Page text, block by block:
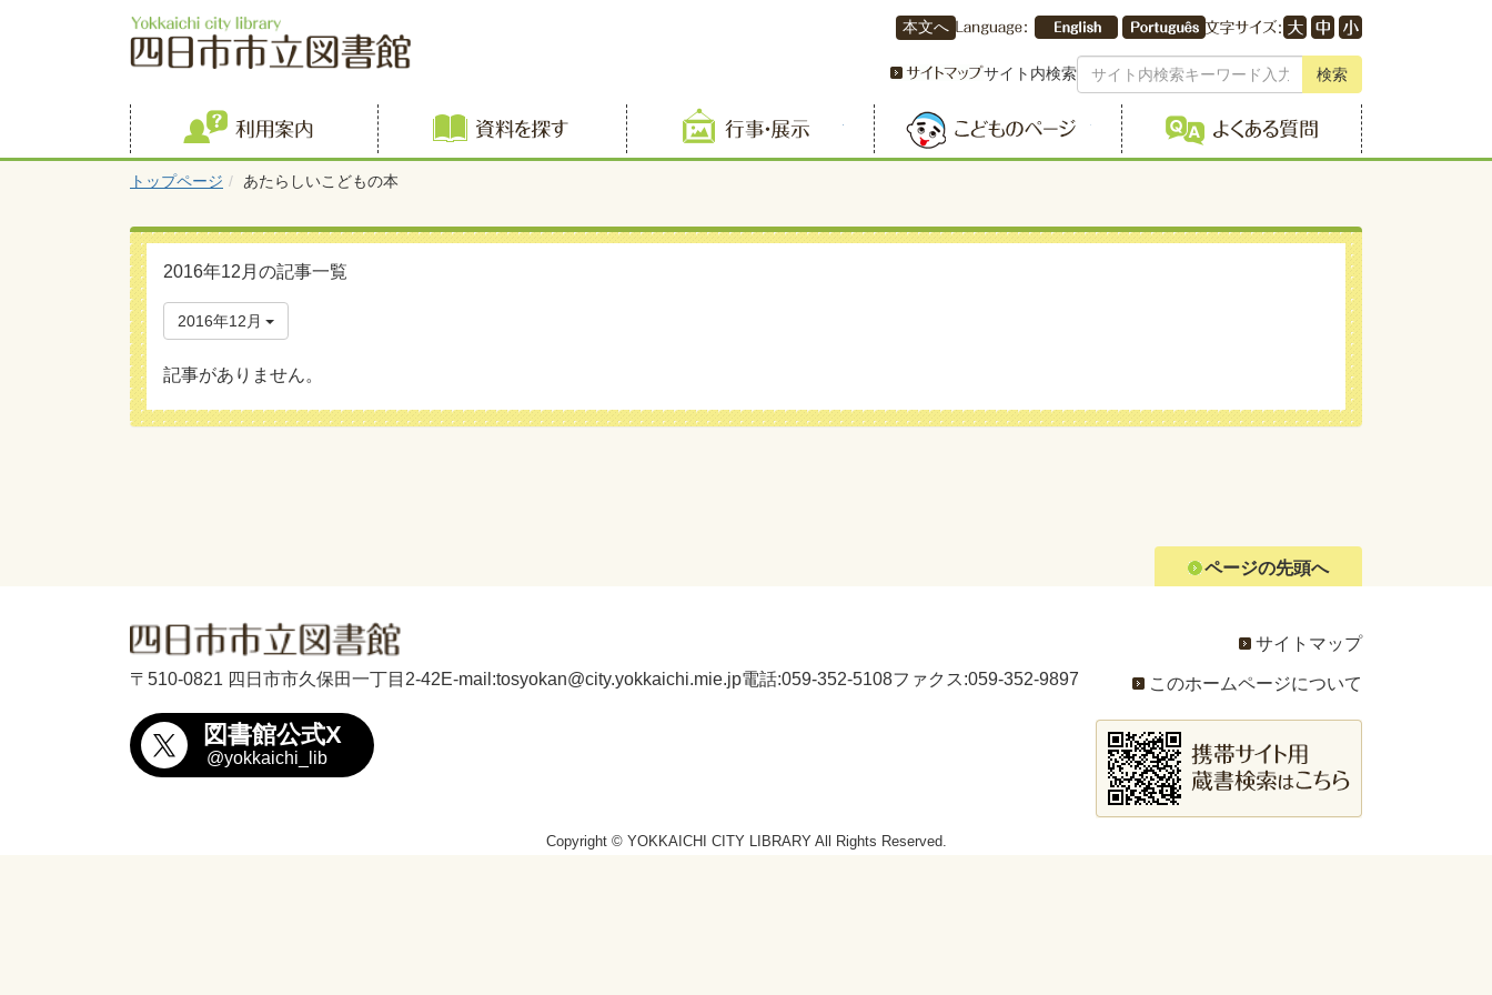
本文へ
サイト内検索 検索
利用案内 資料を探す 行事・展示 こどものページ よくある質問
トップページ あたらしいこどもの本
2016年12月の記事一覧
2016年12月
記事がありません。
ページの先頭へ
〒510-0821 四日市市久保田一丁目2-42E-mail:tosyokan@city.yokkaichi.mie.jp電話:059-352-5108ファクス:059-352-9897
図書館公式X
@yokkaichi_lib
サイトマップ
このホームページについて
Copyright © YOKKAICHI CITY LIBRARY All Rights Reserved.